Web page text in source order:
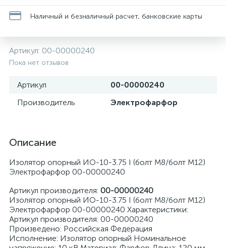
Наличный и безналичный расчет, банковские карты
Артикул: 00-00000240
Пока нет отзывов
Артикул
00-00000240
Производитель
Электрофарфор
Описание
Изолятор опорный ИО-10-3.75 I (болт М8/болт М12)
Электрофарфор 00-00000240
Артикул производителя: 00-00000240
Изолятор опорный ИО-10-3.75 I (болт М8/болт М12)
Электрофарфор 00-00000240 Характеристики:
Артикул производителя: 00-00000240
Произведено: Российская Федерация
Исполнение: Изолятор опорный Номинальное